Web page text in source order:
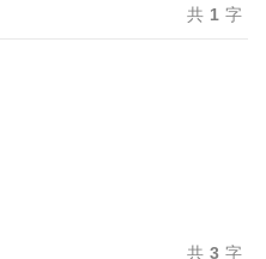
共 1 字
共 3 字